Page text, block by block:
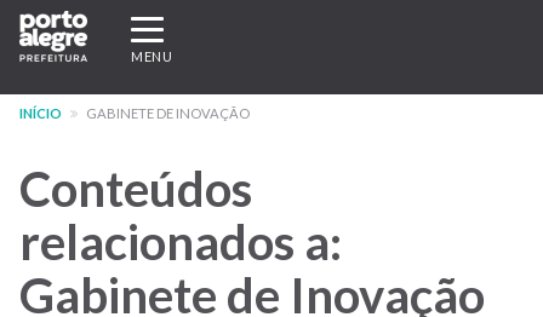
Pular
para
conteúdo
Expandir/recolher
navegação
MENU
INÍCIO GABINETE DE INOVAÇÃO
Conteúdos
relacionados a:
Gabinete de Inovação